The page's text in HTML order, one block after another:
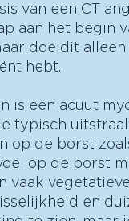
van een CT
aan het begin
doe dit
hebt.
is een acuut
typisch
op de borst
op de borst
vaak
en